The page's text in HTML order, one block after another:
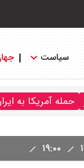
سیاست
حمله آمریکا به